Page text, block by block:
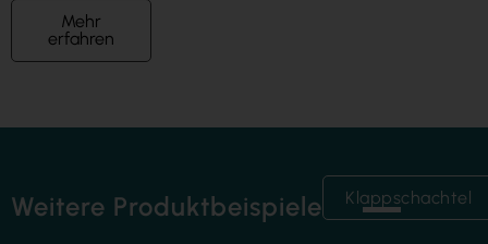
Mehr
erfahren
Weitere Produktbeispiele Klappschachtel